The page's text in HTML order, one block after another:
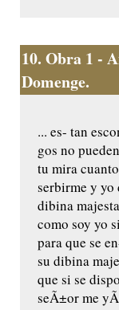
10. Obra 1 -
Domenge.
... es- tan
gos no
tu mira
serbirme y yo
dibina
como soy yo
para que se
su dibina
que si se
seÃ±or me